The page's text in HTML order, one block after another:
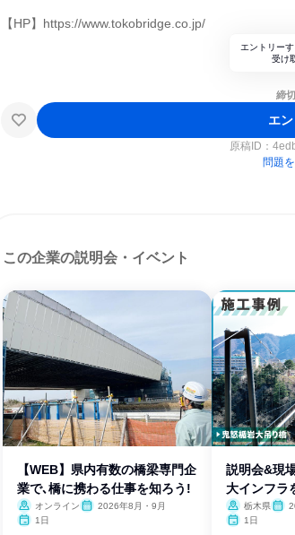
【HP】https://www.tokobridge.co.jp/
エントリー
受け
締
エ
原稿ID：
問題
この企業の説明会・イベント
【WEB】県内有数の橋梁専門企
業で､橋に携わる仕事を知ろう!
オンライン
2026年8月・9月
1日
説明会&現
大インフラ
栃木県
1日